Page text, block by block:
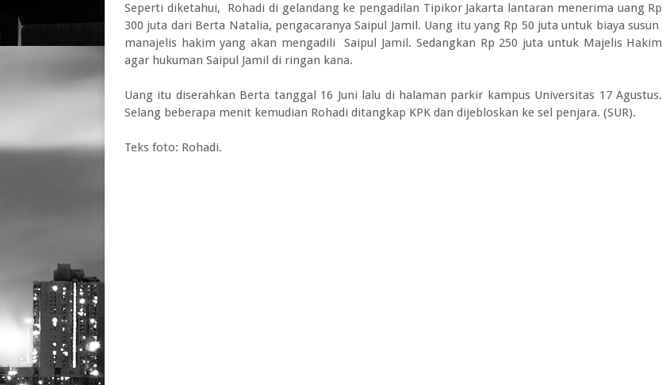
Seperti diketahui, Rohadi di gelandang ke pengadilan Tipikor Jakarta lantaran menerima uang Rp
300 juta dari Berta Natalia, pengacaranya Saipul Jamil. Uang itu yang Rp 50 juta untuk biaya susun
manajelis hakim yang akan mengadili Saipul Jamil. Sedangkan Rp 250 juta untuk Majelis Hakim
agar hukuman Saipul Jamil di ringan kana.
Uang itu diserahkan Berta tanggal 16 Juni lalu di halaman parkir kampus Universitas 17 Agustus.
Selang beberapa menit kemudian Rohadi ditangkap KPK dan dijebloskan ke sel penjara. (SUR).
Teks foto: Rohadi.